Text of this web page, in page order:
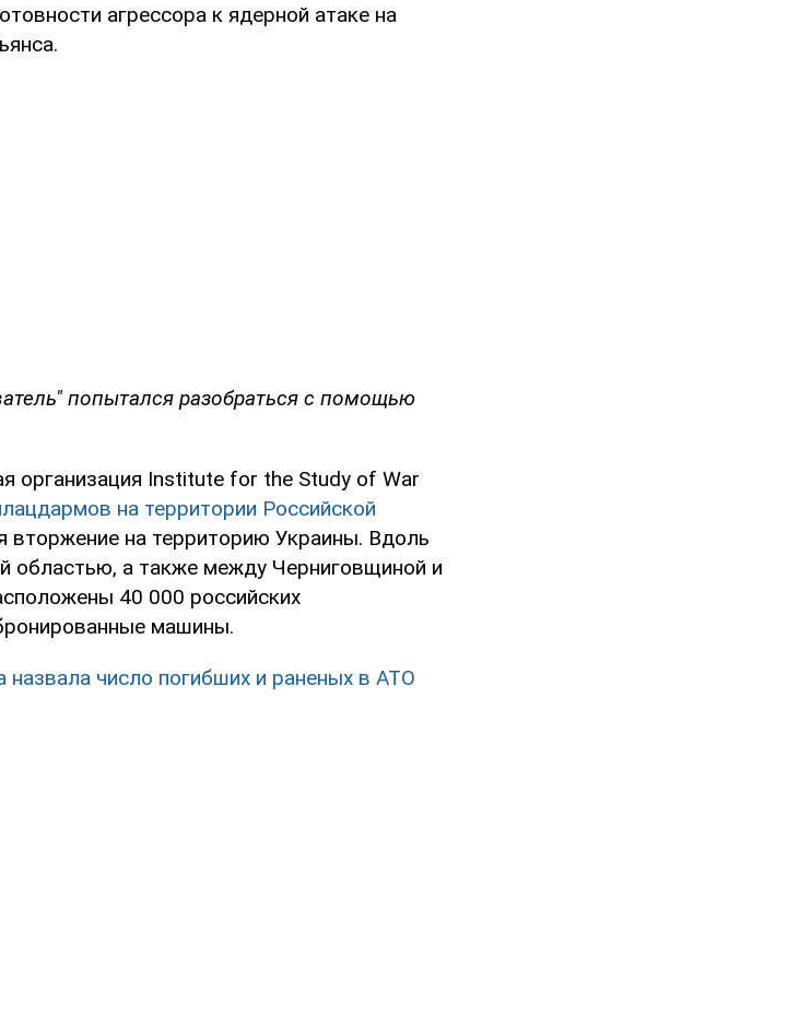
агрессора к ядерной атаке на
попытался разобраться с помощью
организация Institute for the Study of War
на территории Российской
вторжение на территорию Украины. Вдоль
областью, а также между Черниговщиной и
40 000 российских
машины.
назвала число погибших и раненых в АТО